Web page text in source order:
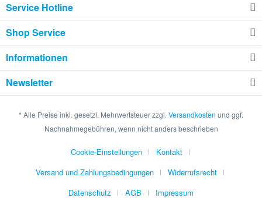
Service Hotline
Shop Service
Informationen
Newsletter
* Alle Preise inkl. gesetzl. Mehrwertsteuer zzgl. Versandkosten und ggf.
Nachnahmegebühren, wenn nicht anders beschrieben
Cookie-Einstellungen
Kontakt
Versand und Zahlungsbedingungen
Widerrufsrecht
Datenschutz
AGB Impressum